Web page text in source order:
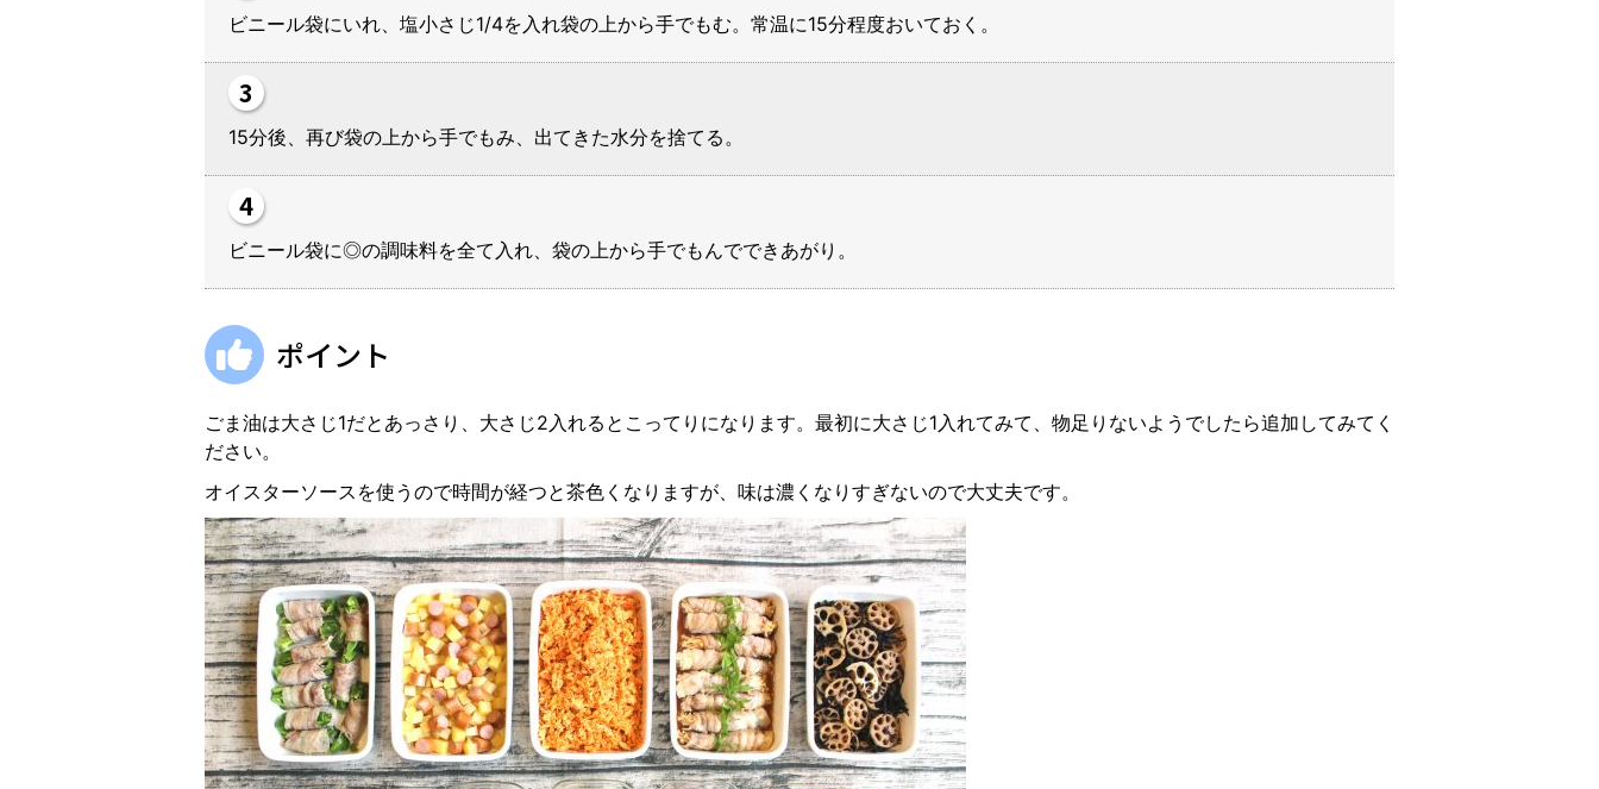
ビニール袋にいれ、塩小さじ1/4を入れ袋の上から手でもむ。常温に15分程度おいておく。
15分後、再び袋の上から手でもみ、出てきた水分を捨てる。
ビニール袋に◎の調味料を全て入れ、袋の上から手でもんでできあがり。
ポイント
ごま油は大さじ1だとあっさり、大さじ2入れるとこってりになります。最初に大さじ1入れてみて、物足りないようでしたら追加してみてく
ださい。
オイスターソースを使うので時間が経つと茶色くなりますが、味は濃くなりすぎないので大丈夫です。